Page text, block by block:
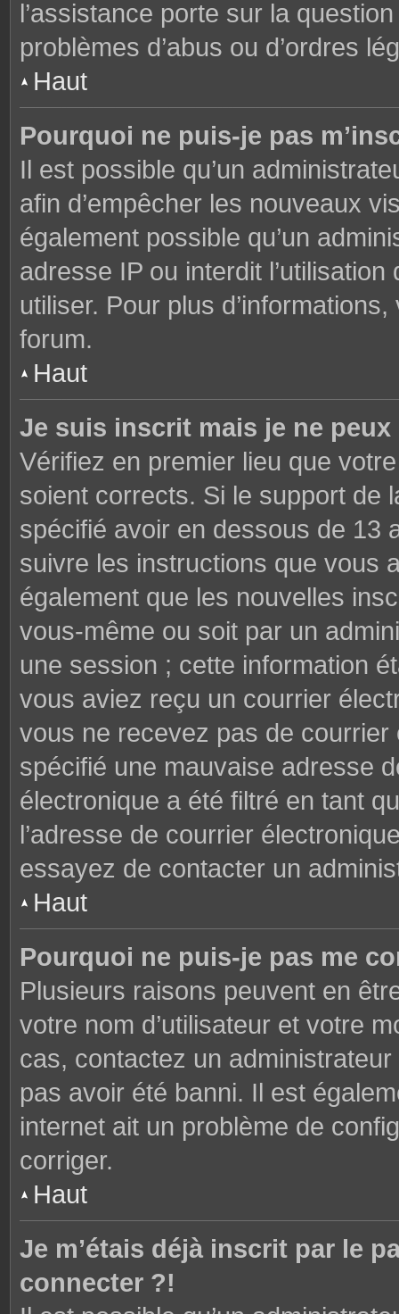
l’assistance porte sur la
problèmes d’abus ou d’ordres
Haut
Pourquoi ne puis-je pas
Il est possible qu’un
afin d’empêcher les nouveaux
également possible qu’un
adresse IP ou interdit
utiliser. Pour plus
forum.
Haut
Je suis inscrit mais je ne
Vérifiez en premier lieu que
soient corrects. Si le support de
spécifié avoir en dessous de 13
suivre les instructions que vous
également que les nouvelles
vous-même ou soit par un
une session ; cette information
vous aviez reçu un courrier
vous ne recevez pas de
spécifié une mauvaise adresse
électronique a été filtré en tant
l’adresse de courrier
essayez de contacter un
Haut
Pourquoi ne puis-je pas me
Plusieurs raisons peuvent en
votre nom d’utilisateur et votre
cas, contactez un
pas avoir été banni. Il est
internet ait un problème de
corriger.
Haut
Je m’étais déjà inscrit par le
connecter ?!